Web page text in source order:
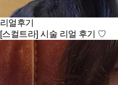
리얼후기
[스컬트라] 시술 리얼 후기 ♡